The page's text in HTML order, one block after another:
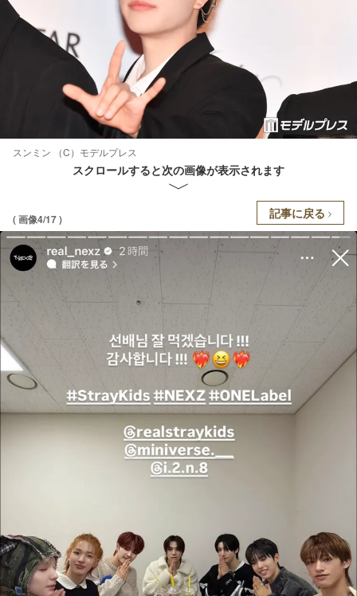
スンミン （C）モデルプレス
スクロールすると次の画像が表示されます
( 画像4/17 ) 記事に戻る